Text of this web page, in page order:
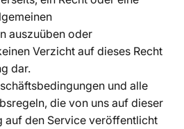
auszuüben oder
Verzicht auf dieses Recht
dar.
und alle
die von uns auf dieser
auf den Service veröffentlicht